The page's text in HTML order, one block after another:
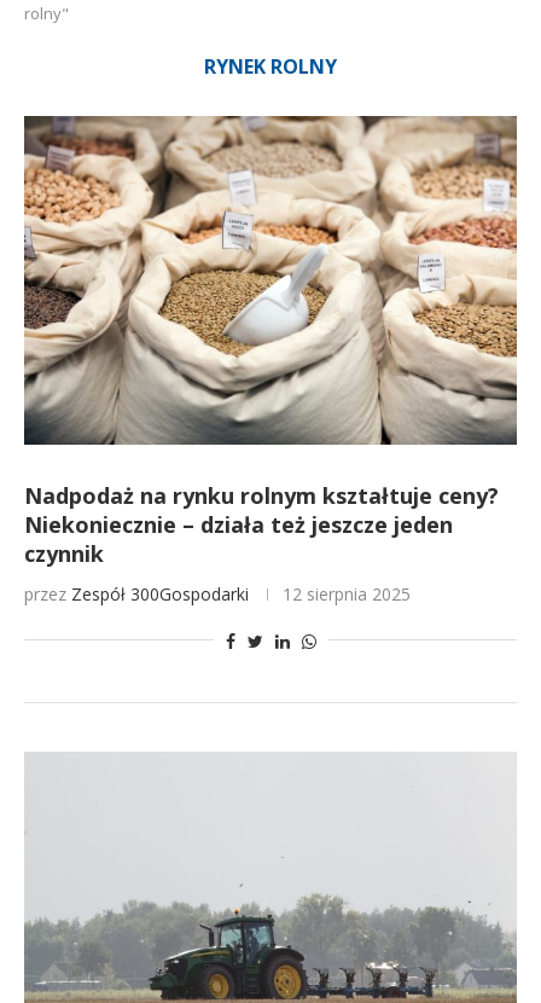
rolny"
RYNEK ROLNY
Nadpodaż na rynku rolnym kształtuje ceny?
Niekoniecznie – działa też jeszcze jeden
czynnik
przez Zespół 300Gospodarki 12 sierpnia 2025